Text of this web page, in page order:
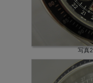
写真2